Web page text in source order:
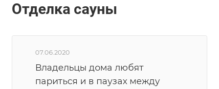
Отделка сауны
07.06.2020
Владельцы дома любят
париться и в паузах между